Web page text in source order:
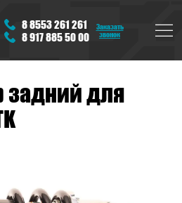
8 8553 261 261
8 917 885 50 00
Заказать
звонок
задний для